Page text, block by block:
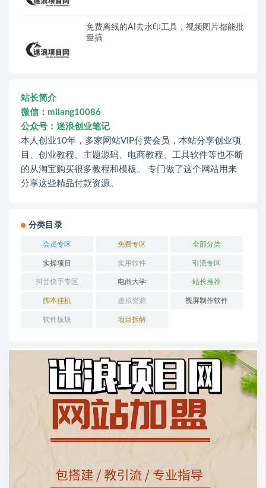
免费离线的AI去水印工具，视频图片都能批
量搞
站长简介
微信：milang10086
公众号：迷浪创业笔记
本人创业10年，多家网站VIP付费会员，本站分享创业项
目、创业教程、主题源码、电商教程、工具软件等也不断
的从淘宝购买很多教程和模板。 专门做了这个网站用来
分享这些精品付款资源。
分类目录
会员专区 免费专区 全部分类
实操项目 实用软件 引流专区
抖音快手专区 电商大学 站长推荐
脚本挂机 虚拟资源 视屏制作软件
软件板块 项目拆解